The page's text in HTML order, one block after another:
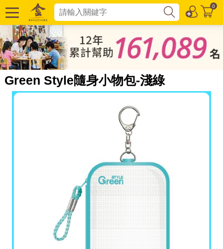
0
Green Style隨身小物包-淺綠